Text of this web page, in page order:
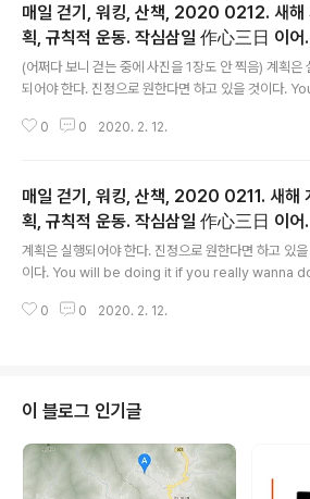
매일 걷기, 워킹, 산책, 2020 0212. 새해
획, 규칙적 운동. 작심삼일 作心三日 이어
기 / 의정부 종합운동장 조깅트랙, 신년 다
멜론 스트리밍, 볼빨간사춘기
(어쩌다 보니 걷는 중에 사진을 1장도 안 찍음) 계획은
되어야 한다. 진정으로 원한다면 하고 있을 것이다.
운동장 아래 조깅트랙 1시간. 정확히는 61분. 비가 와서
집중하다가 사진을 1장도 찍지 못함. 아래 트랙이 사진
기 애매한 면도 있고, 앞뒤에 걷는 분들이 좀 있어서 사진
찍기 애매하기도 했음. 차를 갖고 가서 걸었고 양주시청
세무사 사무실에 들렀다 옴. 볼빨간사춘기 멜론 스트리
으로 인기곡 정렬하여 볼빨간사춘기를 들음. 볼빨간사
는 들을 때마다 더 좋아짐. 내가 가장 좋아하..
0 0 2020. 2. 12.
매일 걷기, 워킹, 산책, 2020 0211. 새해
획, 규칙적 운동. 작심삼일 作心三日 이어
기 / 의정부 종합운동장 조깅트랙, 신년 다
멜론 스트리밍, 걸스데이, 소녀시대
계획은 실행되어야 한다. 진정으로 원한다면 하고 있을
이다. You will be doing it if you really wanna
5바퀴. 미세먼지 상황 때문에 마스크 착용. 날씨가 춥지
리스트를 정돈한다고 정돈했는데도 취향 격차로 2곡을
레이리스트에서 삭제했음. 어제에 이어 2번째 시도인데
(어제 적은 이유와 비슷한 이유에서 역시) 내 스타일 아
걸로. 걷는 중에 20곡 정도의 곡이 모두 소진되어 소녀
대로 바꿔 들음. 역시 소녀시대는 소녀시대임...
0 0 2020. 2. 12.
이 블로그 인기글